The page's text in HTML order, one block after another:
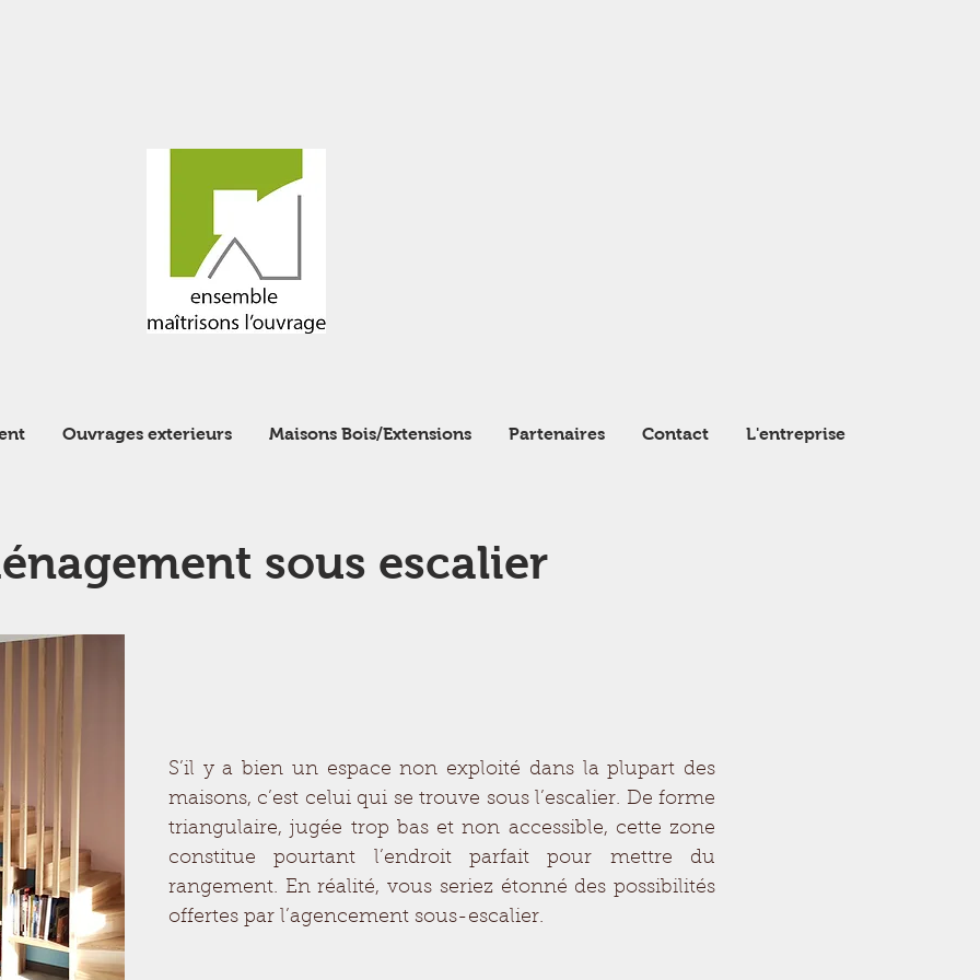
Ouvrages exterieurs Maisons Bois/Extensions Partenaires Contact L'entreprise
sous escalier
S’il y a bien un espace non exploité dans la plupart des
maisons, c’est celui qui se trouve sous l’escalier. De forme
triangulaire, jugée trop bas et non accessible, cette zone
constitue pourtant l’endroit parfait pour mettre du
rangement. En réalité, vous seriez étonné des possibilités
offertes par l’agencement sous-escalier.